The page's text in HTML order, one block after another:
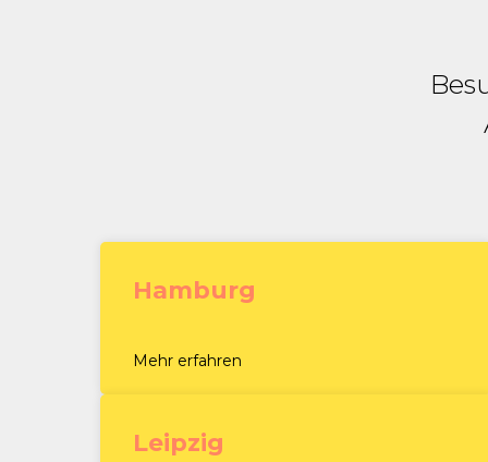
Hamburg
Mehr erfahren
Leipzig